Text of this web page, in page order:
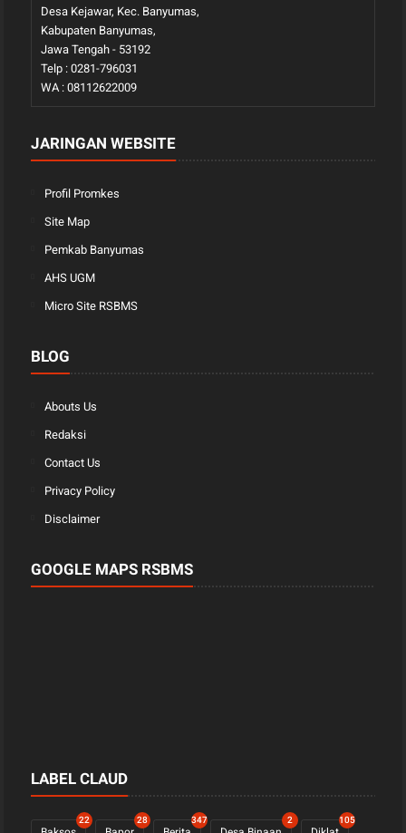
Desa Kejawar, Kec. Banyumas,
Kabupaten Banyumas,
Jawa Tengah - 53192
Telp : 0281-796031
WA : 08112622009
JARINGAN WEBSITE
Profil Promkes
Site Map
Pemkab Banyumas
AHS UGM
Micro Site RSBMS
BLOG
Abouts Us
Redaksi
Contact Us
Privacy Policy
Disclaimer
GOOGLE MAPS RSBMS
LABEL CLAUD
22 28 347 2 105